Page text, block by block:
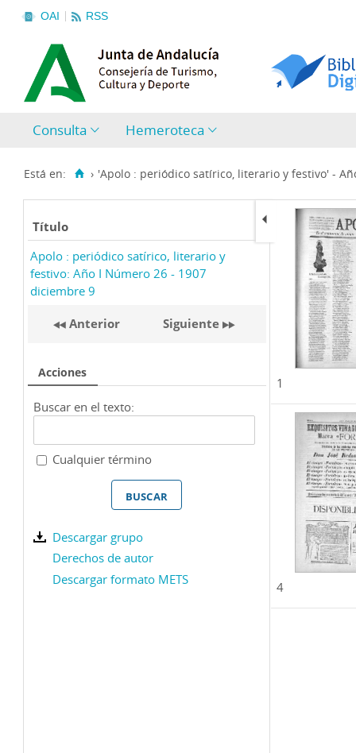
OAI RSS
Consulta Hemeroteca
Está en: › 'Apolo : periódico satírico, literario y festivo' -
Título
Apolo : periódico satírico, literario y
festivo: Año I Número 26 - 1907
diciembre 9
Anterior Siguiente
Acciones
Buscar en el texto:
Cualquier término
Descargar grupo
Derechos de autor
Descargar formato METS
1
4